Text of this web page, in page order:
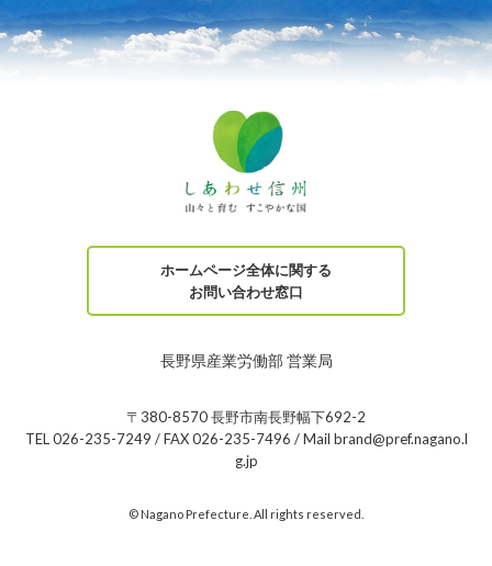
ホームページ全体に関する
お問い合わせ窓口
長野県産業労働部 営業局
〒380-8570 長野市南長野幅下692-2
TEL 026-235-7249 / FAX 026-235-7496 / Mail brand@pref.nagano.l
g.jp
© Nagano Prefecture. All rights reserved.